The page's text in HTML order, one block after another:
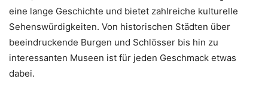
eine lange Geschichte und bietet zahlreiche kulturelle
Sehenswürdigkeiten. Von historischen Städten über
beeindruckende Burgen und Schlösser bis hin zu
interessanten Museen ist für jeden Geschmack etwas
dabei.